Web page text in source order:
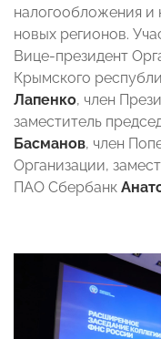
налогообложения и
новых регионов.
Вице-президент
Крымского
Лапенко, член
заместитель
Басманов, член
Организации,
ПАО Сбербанк